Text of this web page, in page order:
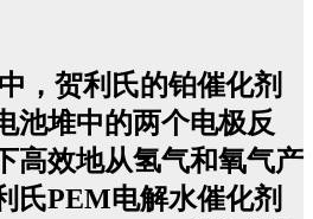
，贺利氏的铂催化剂
池堆中的两个电极反
高效地从氢气和氧气产
氏PEM电解水催化剂